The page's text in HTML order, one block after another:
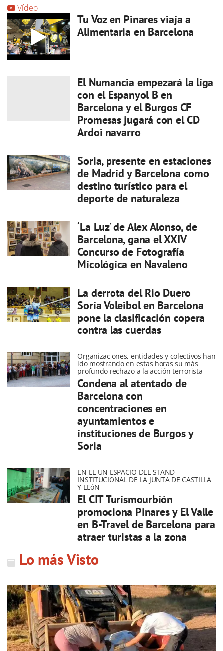
Vídeo
Tu Voz en Pinares viaja a
Alimentaria en Barcelona
El Numancia empezará la liga
con el Espanyol B en
Barcelona y el Burgos CF
Promesas jugará con el CD
Ardoi navarro
Soria, presente en estaciones
de Madrid y Barcelona como
destino turístico para el
deporte de naturaleza
‘La Luz’ de Alex Alonso, de
Barcelona, gana el XXIV
Concurso de Fotografía
Micológica en Navaleno
La derrota del Rio Duero
Soria Voleibol en Barcelona
pone la clasificación copera
contra las cuerdas
Organizaciones, entidades y colectivos han
ido mostrando en estas horas su más
profundo rechazo a la acción terrorista
Condena al atentado de
Barcelona con
concentraciones en
ayuntamientos e
instituciones de Burgos y
Soria
EN EL UN ESPACIO DEL STAND
INSTITUCIONAL DE LA JUNTA DE CASTILLA
Y LEóN
El CIT Turismourbión
promociona Pinares y El Valle
en B-Travel de Barcelona para
atraer turistas a la zona
Lo más Visto